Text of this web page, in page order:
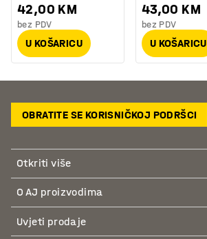
42,00 KM
bez PDV
U KOŠARICU
43,00 KM
bez PDV
U KOŠARICU
OBRATITE SE KORISNIČKOJ PODRŠCI
Otkriti više
O AJ proizvodima
Uvjeti prodaje